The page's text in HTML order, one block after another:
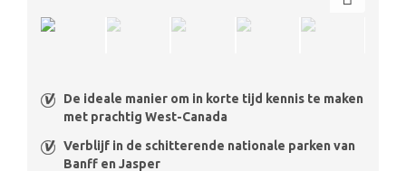
De ideale manier om in korte tijd kennis te maken
met prachtig West-Canada
Verblijf in de schitterende nationale parken van
Banff en Jasper